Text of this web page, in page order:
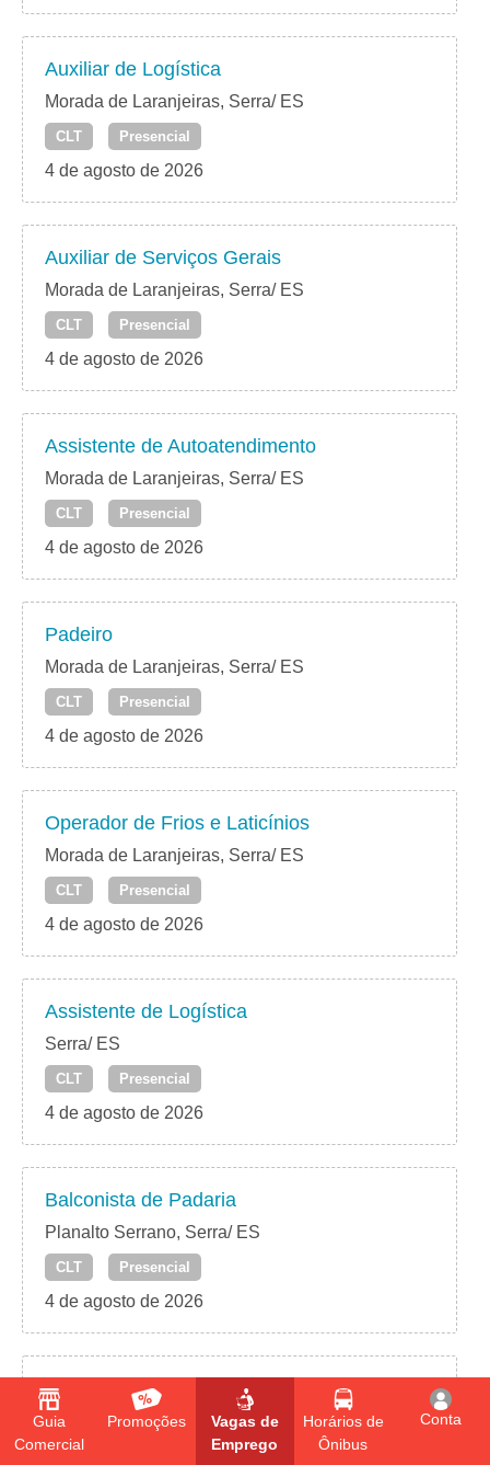
Guia
Comercial
Promoções
Vagas de
Emprego
Horários de
Ônibus
Conta
Auxiliar de Logística
Morada de Laranjeiras, Serra/ ES
CLT Presencial
4 de agosto de 2026
Auxiliar de Serviços Gerais
Morada de Laranjeiras, Serra/ ES
CLT Presencial
4 de agosto de 2026
Assistente de Autoatendimento
Morada de Laranjeiras, Serra/ ES
CLT Presencial
4 de agosto de 2026
Padeiro
Morada de Laranjeiras, Serra/ ES
CLT Presencial
4 de agosto de 2026
Operador de Frios e Laticínios
Morada de Laranjeiras, Serra/ ES
CLT Presencial
4 de agosto de 2026
Assistente de Logística
Serra/ ES
CLT Presencial
4 de agosto de 2026
Balconista de Padaria
Planalto Serrano, Serra/ ES
CLT Presencial
4 de agosto de 2026
Zeladora
Planalto Serrano, Serra/ ES